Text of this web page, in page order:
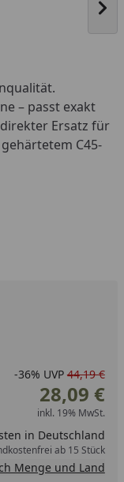
– passt exakt
Ersatz für
C45-
eins erhöhen
-36% UVP 44,19 €
28,09 €
inkl. 19% MwSt.
in Deutschland
ab 15 Stück
Menge und Land